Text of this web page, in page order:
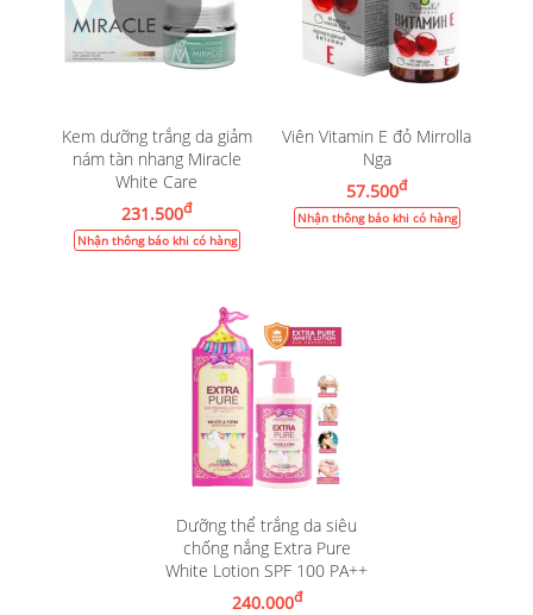
Kem dưỡng trắng da giảm
nám tàn nhang Miracle
White Care
231.500đ
Nhận thông báo khi có hàng
Viên Vitamin E đỏ Mirrolla
Nga
57.500đ
Nhận thông báo khi có hàng
Dưỡng thể trắng da siêu
chống nắng Extra Pure
White Lotion SPF 100 PA++
240.000đ